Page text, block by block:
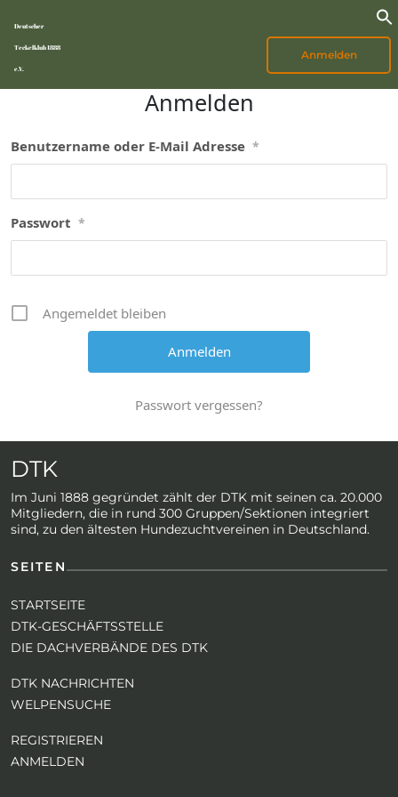
Deutscher
Teckelklub 1888
e.V.
Anmelden
Anmelden
Benutzername oder E-Mail Adresse *
Passwort *
Angemeldet bleiben
Passwort vergessen?
DTK
Im Juni 1888 gegründet zählt der DTK mit seinen ca. 20.000
Mitgliedern, die in rund 300 Gruppen/Sektionen integriert
sind, zu den ältesten Hundezuchtvereinen in Deutschland.
SEITEN
STARTSEITE
DTK-GESCHÄFTSSTELLE
DIE DACHVERBÄNDE DES DTK
DTK NACHRICHTEN
WELPENSUCHE
REGISTRIEREN
ANMELDEN